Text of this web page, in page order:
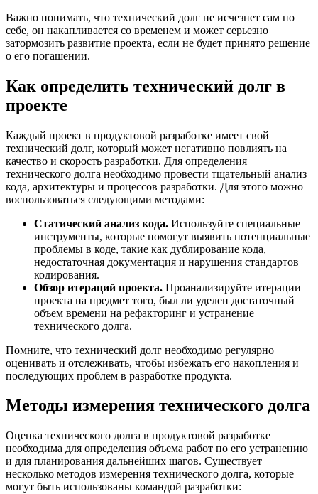
Важно понимать, что технический долг не исчезнет сам по
себе, он накапливается со временем и может серьезно
затормозить развитие проекта, если не будет принято решение
о его погашении.
Как определить технический долг в
проекте
Каждый проект в продуктовой разработке имеет свой
технический долг, который может негативно повлиять на
качество и скорость разработки. Для определения
технического долга необходимо провести тщательный анализ
кода, архитектуры и процессов разработки. Для этого можно
воспользоваться следующими методами:
Статический анализ кода. Используйте специальные
инструменты, которые помогут выявить потенциальные
проблемы в коде, такие как дублирование кода,
недостаточная документация и нарушения стандартов
кодирования.
Обзор итераций проекта. Проанализируйте итерации
проекта на предмет того, был ли уделен достаточный
объем времени на рефакторинг и устранение
технического долга.
Помните, что технический долг необходимо регулярно
оценивать и отслеживать, чтобы избежать его накопления и
последующих проблем в разработке продукта.
Методы измерения технического долга
Оценка технического долга в продуктовой разработке
необходима для определения объема работ по его устранению
и для планирования дальнейших шагов. Существует
несколько методов измерения технического долга, которые
могут быть использованы командой разработки: